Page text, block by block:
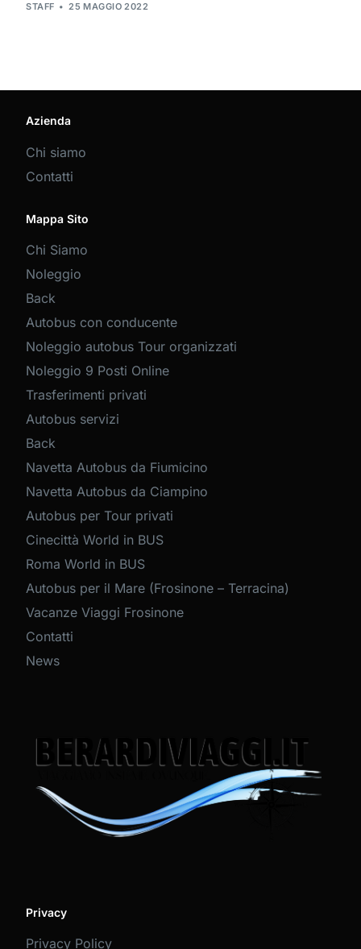
STAFF 25 MAGGIO 2022
Azienda
Chi siamo
Contatti
Mappa Sito
Chi Siamo
Noleggio
Back
Autobus con conducente
Noleggio autobus Tour organizzati
Noleggio 9 Posti Online
Trasferimenti privati
Autobus servizi
Back
Navetta Autobus da Fiumicino
Navetta Autobus da Ciampino
Autobus per Tour privati
Cinecittà World in BUS
Roma World in BUS
Autobus per il Mare (Frosinone – Terracina)
Vacanze Viaggi Frosinone
Contatti
News
Privacy
Privacy Policy